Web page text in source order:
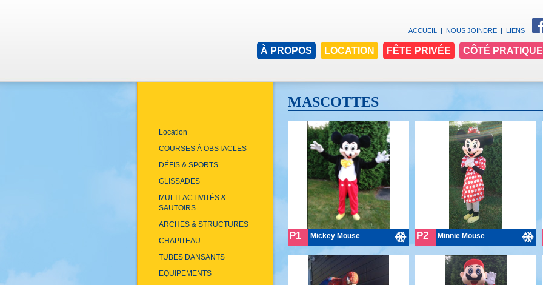
ACCUEIL | NOUS JOINDRE | LIENS
À PROPOS LOCATION FÊTE PRIVÉE CÔTÉ PRATIQUE
Location
COURSES À OBSTACLES
DÉFIS & SPORTS
GLISSADES
MULTI-ACTIVITÉS &
SAUTOIRS
ARCHES & STRUCTURES
CHAPITEAU
TUBES DANSANTS
EQUIPEMENTS
MASCOTTES
P1 Mickey Mouse P2 Minnie Mouse